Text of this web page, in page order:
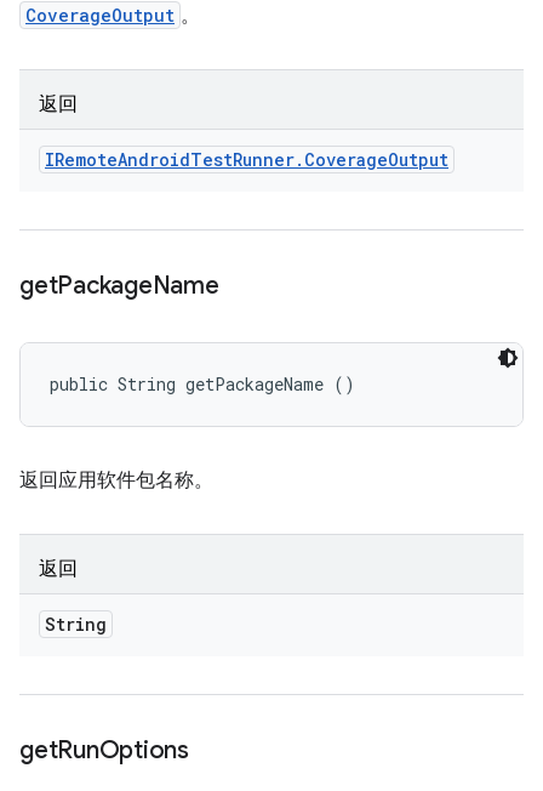
CoverageOutput 。
返回
IRemoteAndroidTestRunner. CoverageOutput
getPackageName
public String getPackageName ()
返回应用软件包名称。
返回
String
getRunOptions